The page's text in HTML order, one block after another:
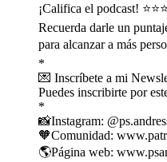
¡Califica el podcast!
Recuerda darle un
para alcanzar a más
*
💌 Inscríbete a mi
⁠⁠⁠⁠⁠⁠⁠⁠⁠⁠⁠⁠⁠⁠⁠⁠⁠⁠⁠⁠⁠⁠⁠⁠⁠⁠⁠⁠⁠⁠⁠⁠⁠⁠⁠⁠⁠⁠⁠⁠⁠⁠⁠⁠⁠⁠⁠⁠⁠⁠⁠⁠⁠⁠⁠⁠⁠⁠⁠⁠Puedes inscribirte por
*
📸Instagram:
🧡Comunidad:
🌎Página web: